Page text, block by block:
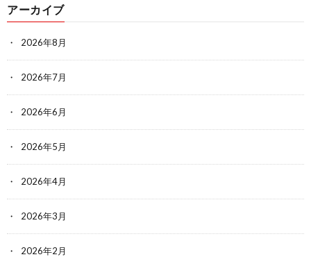
アーカイブ
2026年8月
2026年7月
2026年6月
2026年5月
2026年4月
2026年3月
2026年2月